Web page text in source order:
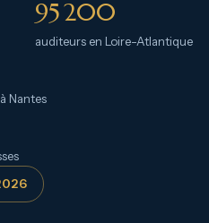
95 200
auditeurs en Loire-Atlantique
Nantes